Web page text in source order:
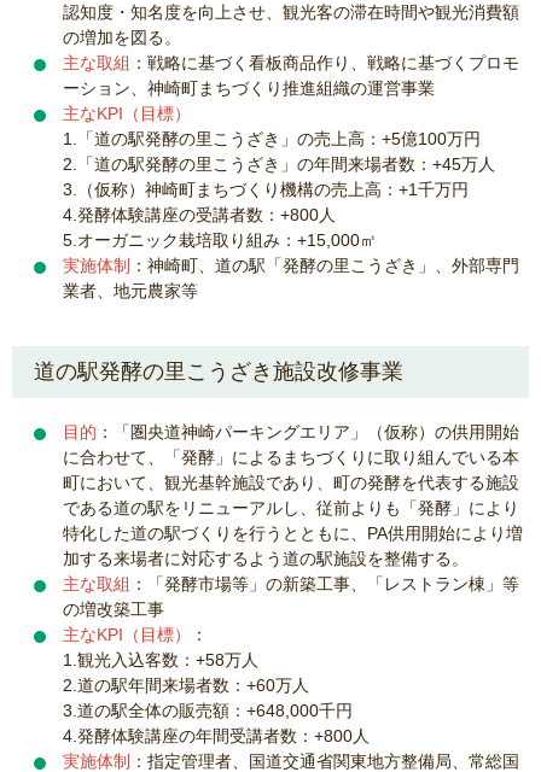
認知度・知名度を向上させ、観光客の滞在時間や観光消費額
の増加を図る。
主な取組 ：戦略に基づく看板商品作り、戦略に基づくプロモ
ーション、神崎町まちづくり推進組織の運営事業
主なKPI（目標）
1.「道の駅発酵の里こうざき」の売上高：+5億100万円
2.「道の駅発酵の里こうざき」の年間来場者数：+45万人
3.（仮称）神崎町まちづくり機構の売上高：+1千万円
4.発酵体験講座の受講者数：+800人
5.オーガニック栽培取り組み：+15,000㎡
実施体制 ：神崎町、道の駅「発酵の里こうざき」、外部専門
業者、地元農家等
道の駅発酵の里こうざき施設改修事業
目的 ：「圏央道神崎パーキングエリア」（仮称）の供用開始
に合わせて、「発酵」によるまちづくりに取り組んでいる本
町において、観光基幹施設であり、町の発酵を代表する施設
である道の駅をリニューアルし、従前よりも「発酵」により
特化した道の駅づくりを行うとともに、PA供用開始により増
加する来場者に対応するよう道の駅施設を整備する。
主な取組 ：「発酵市場等」の新築工事、「レストラン棟」等
の増改築工事
主なKPI（目標）
：
1.観光入込客数：+58万人
2.道の駅年間来場者数：+60万人
3.道の駅全体の販売額：+648,000千円
4.発酵体験講座の年間受講者数：+800人
実施体制 ：指定管理者、国道交通省関東地方整備局、常総国